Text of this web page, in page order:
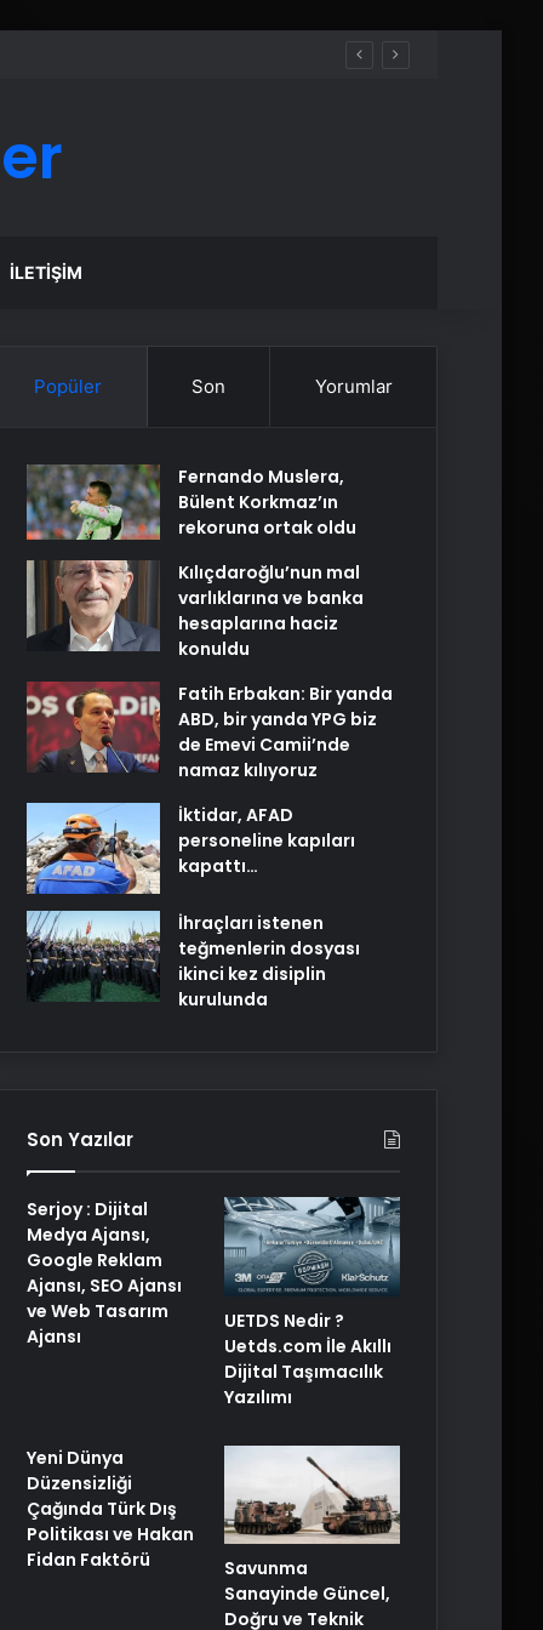
İLETIŞIM
Popüler Son Yorumlar
Fernando Muslera,
Bülent Korkmaz’ın
rekoruna ortak oldu
Kılıçdaroğlu’nun mal
varlıklarına ve banka
hesaplarına haciz
konuldu
Fatih Erbakan: Bir yanda
ABD, bir yanda YPG biz
de Emevi Camii’nde
namaz kılıyoruz
İktidar, AFAD
personeline kapıları
kapattı…
İhraçları istenen
teğmenlerin dosyası
ikinci kez disiplin
kurulunda
Son Yazılar
Serjoy : Dijital
Medya Ajansı,
Google Reklam
Ajansı, SEO Ajansı
ve Web Tasarım
Ajansı
UETDS Nedir ?
Uetds.com İle Akıllı
Dijital Taşımacılık
Yazılımı
Yeni Dünya
Düzensizliği
Çağında Türk Dış
Politikası ve Hakan
Fidan Faktörü
Savunma
Sanayinde Güncel,
Doğru ve Teknik